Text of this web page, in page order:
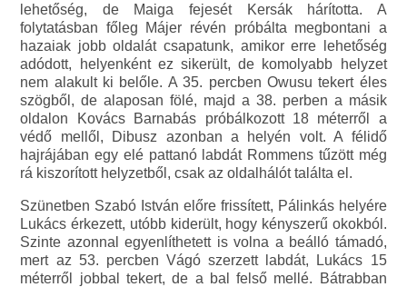
lehetőség, de Maiga fejesét Kersák hárította. A
folytatásban főleg Májer révén próbálta megbontani a
hazaiak jobb oldalát csapatunk, amikor erre lehetőség
adódott, helyenként ez sikerült, de komolyabb helyzet
nem alakult ki belőle. A 35. percben Owusu tekert éles
szögből, de alaposan fölé, majd a 38. perben a másik
oldalon Kovács Barnabás próbálkozott 18 méterről a
védő mellől, Dibusz azonban a helyén volt. A félidő
hajrájában egy elé pattanó labdát Rommens tűzött még
rá kiszorított helyzetből, csak az oldalhálót találta el.
Szünetben Szabó István előre frissített, Pálinkás helyére
Lukács érkezett, utóbb kiderült, hogy kényszerű okokból.
Szinte azonnal egyenlíthetett is volna a beálló támadó,
mert az 53. percben Vágó szerzett labdát, Lukács 15
méterről jobbal tekert, de a bal felső mellé. Bátrabban